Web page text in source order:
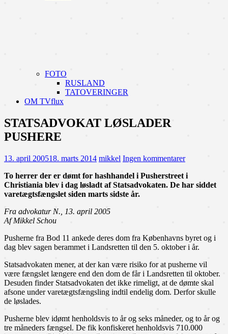
FOTO
RUSLAND
TATOVERINGER
OM TVflux
STATSADVOKAT LØSLADER
PUSHERE
13. april 200518. marts 2014 mikkel Ingen kommentarer
To herrer der er dømt for hashhandel i Pusherstreet i
Christiania blev i dag løsladt af Statsadvokaten. De har siddet
varetægtsfængslet siden marts sidste år.
Fra advokatur N., 13. april 2005
Af Mikkel Schou
Pusherne fra Bod 11 ankede deres dom fra Københavns byret og i
dag blev sagen berammet i Landsretten til den 5. oktober i år.
Statsadvokaten mener, at der kan være risiko for at pusherne vil
være fængslet længere end den dom de får i Landsretten til oktober.
Desuden finder Statsadvokaten det ikke rimeligt, at de dømte skal
afsone under varetægtsfængsling indtil endelig dom. Derfor skulle
de løslades.
Pusherne blev idømt henholdsvis to år og seks måneder, og to år og
tre måneders fængsel. De fik konfiskeret henholdsvis 710.000